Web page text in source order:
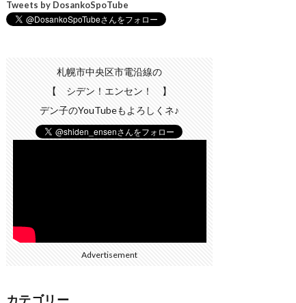
Tweets by DosankoSpoTube
札幌市中央区市電沿線の
【 シデン！エンセン！ 】
デン子のYouTubeもよろしくネ♪
Advertisement
カテゴリー